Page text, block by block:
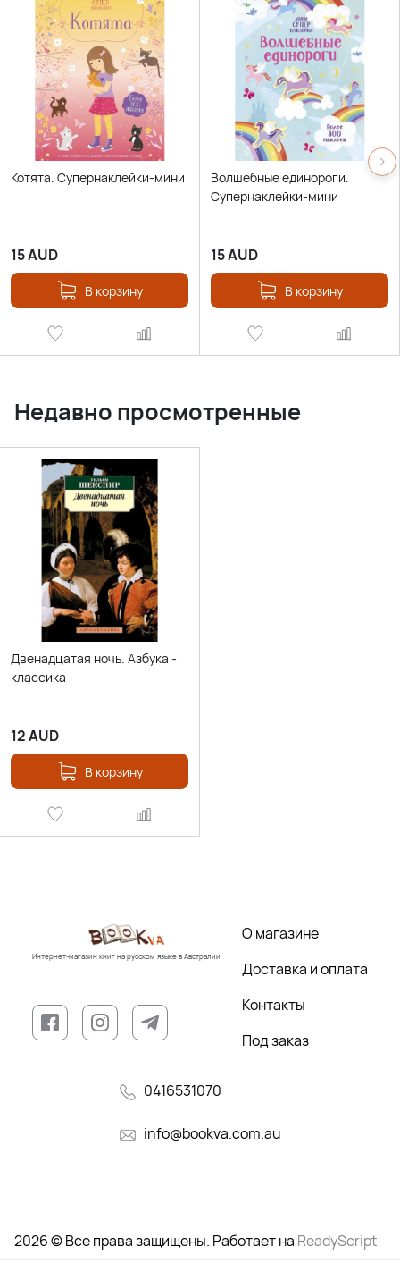
Котята. Супернаклейки-мини
15AUD
В корзину
Волшебные единороги.
Супернаклейки-мини
15AUD
В корзину
Недавно просмотренные
Двенадцатая ночь. Азбука -
классика
12AUD
В корзину
Интернет-магазин книг на русском языке в Австралии
О магазине
Доставка и оплата
Контакты
Под заказ
0416531070
info@bookva.com.au
2026 © Все права защищены. Работает на ReadyScript